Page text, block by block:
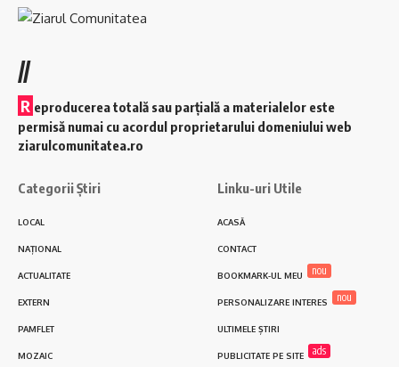
//
R eproducerea totală sau parțială a materialelor este
permisă numai cu acordul proprietarului domeniului web
ziarulcomunitatea.ro
Categorii Știri
LOCAL
NAȚIONAL
ACTUALITATE
EXTERN
PAMFLET
MOZAIC
Linku-uri Utile
ACASĂ
CONTACT
BOOKMARK-UL MEU nou
PERSONALIZARE INTERES nou
ULTIMELE ȘTIRI
PUBLICITATE PE SITE ads